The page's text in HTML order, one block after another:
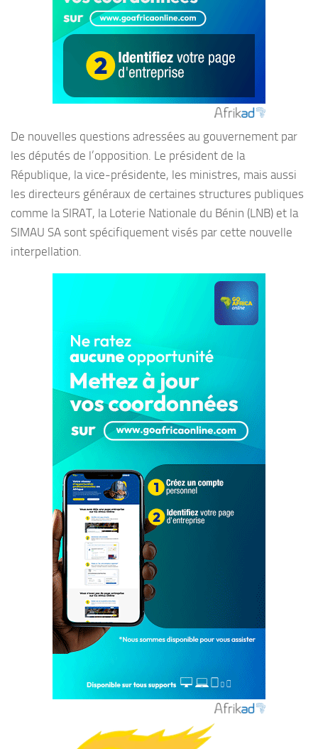
De nouvelles questions adressées au gouvernement par
les députés de l’opposition. Le président de la
République, la vice-présidente, les ministres, mais aussi
les directeurs généraux de certaines structures publiques
comme la SIRAT, la Loterie Nationale du Bénin (LNB) et la
SIMAU SA sont spécifiquement visés par cette nouvelle
interpellation.